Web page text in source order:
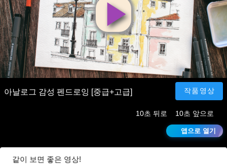
영
상
재
생
아날로그 감성 펜드로잉 [중급+고급] 작품영상
10초 뒤로 10초 앞으로
앱으로 열기
같이 보면 좋은 영상!